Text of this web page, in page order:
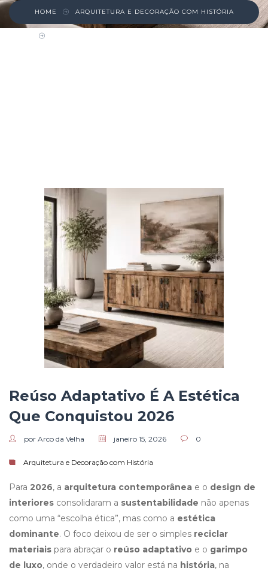
HOME ARQUITETURA E DECORAÇÃO COM HISTÓRIA
Reúso Adaptativo É A Estética
Que Conquistou 2026
por Arco da Velha janeiro 15, 2026 0
Arquitetura e Decoração com História
Para 2026, a arquitetura contemporânea e o design de
interiores consolidaram a sustentabilidade não apenas
como uma “escolha ética”, mas como a estética
dominante. O foco deixou de ser o simples reciclar
materiais para abraçar o reúso adaptativo e o garimpo
de luxo, onde o verdadeiro valor está na história, na